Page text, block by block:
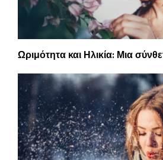
Ωριμότητα και Ηλικία: Μια